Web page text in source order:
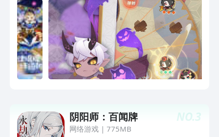
NO.3
阴阳师：百闻牌
网络游戏| 775MB